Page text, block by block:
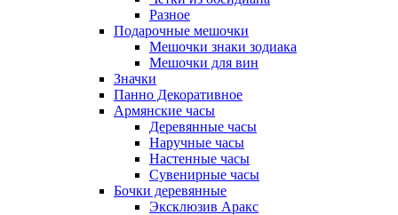
Разное
Подарочные мешочки
Мешочки знаки зодиака
Мешочки для вин
Значки
Панно Декоративное
Армянские часы
Деревянные часы
Наручные часы
Настенные часы
Сувенирные часы
Бочки деревянные
Эксклюзив Аракс